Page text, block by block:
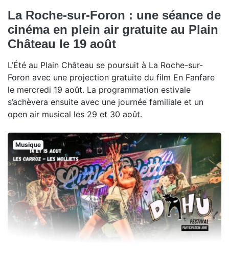
La Roche-sur-Foron : une séance de
cinéma en plein air gratuite au Plain
Château le 19 août
L’Été au Plain Château se poursuit à La Roche-sur-
Foron avec une projection gratuite du film En Fanfare
le mercredi 19 août. La programmation estivale
s’achèvera ensuite avec une journée familiale et un
open air musical les 29 et 30 août.
Musique